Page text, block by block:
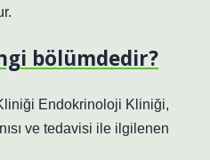
bölümdedir?
Endokrinoloji Kliniği,
ve tedavisi ile ilgilenen